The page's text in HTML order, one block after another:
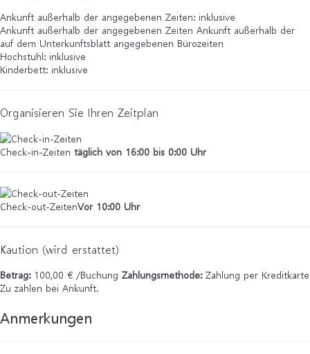
Ankunft außerhalb der angegebenen Zeiten: inklusive
Ankunft außerhalb der angegebenen Zeiten Ankunft außerhalb der
auf dem Unterkunftsblatt angegebenen Bürozeiten
Hochstuhl: inklusive
Kinderbett: inklusive
Organisieren Sie Ihren Zeitplan
Check-in-Zeiten täglich von 16:00 bis 0:00 Uhr
Check-out-ZeitenVor 10:00 Uhr
Kaution (wird erstattet)
Betrag:100,00 € /Buchung Zahlungsmethode:Zahlung per Kreditkarte
Zu zahlen bei Ankunft.
Anmerkungen